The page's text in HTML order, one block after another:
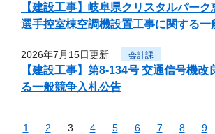
【建設工事】岐阜県クリスタルパー
選手控室棟空調機設置工事に関する一
2026年7月15日更新 会計課
【建設工事】第8-134号 交通信号機改
る一般競争入札公告
1 2 3 4 5 6 7 8 9